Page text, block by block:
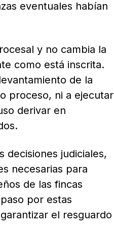
eventuales habían
y no cambia la
como está inscrita.
de la
proceso, ni a ejecutar
derivar en
decisiones judiciales,
necesarias para
de las fincas
por estas
el resguardo